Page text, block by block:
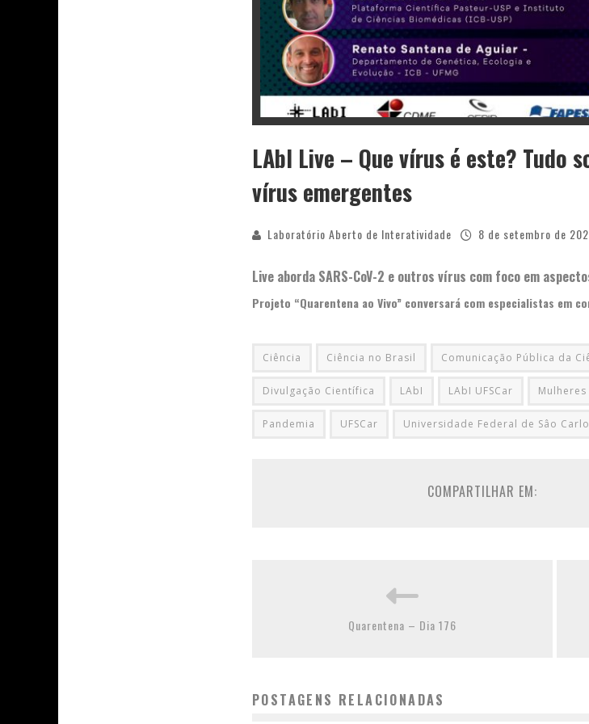
LAbI Live – Que vírus é este? Tudo
vírus emergentes
Laboratório Aberto de Interatividade 8 de setembro de
Live aborda SARS-CoV-2 e outros vírus com foco em
Projeto “Quarentena ao Vivo” conversará com especialistas em
Ciência Ciência no Brasil Comunicação Pública da
Divulgação Científica LAbI LAbI UFSCar
Pandemia UFSCar Universidade Federal de Sâo
COMPARTILHAR EM:
Quarentena – Dia 176
POSTAGENS RELACIONADAS